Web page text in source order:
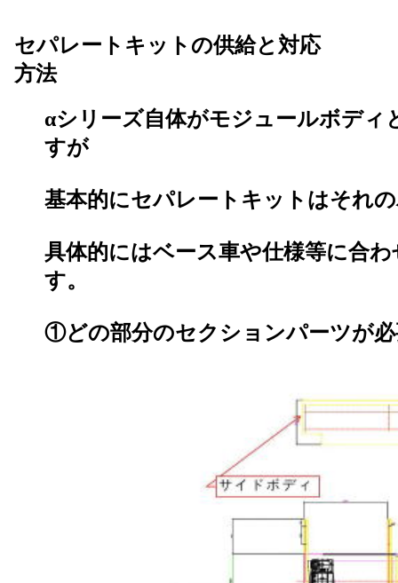
セパレートキットの供給と対応
方法
αシリーズ自体がモジュールボディ
すが
基本的にセパレートキットはそれ
具体的にはベース車や仕様等に合
す。
①どの部分のセクションパーツが必